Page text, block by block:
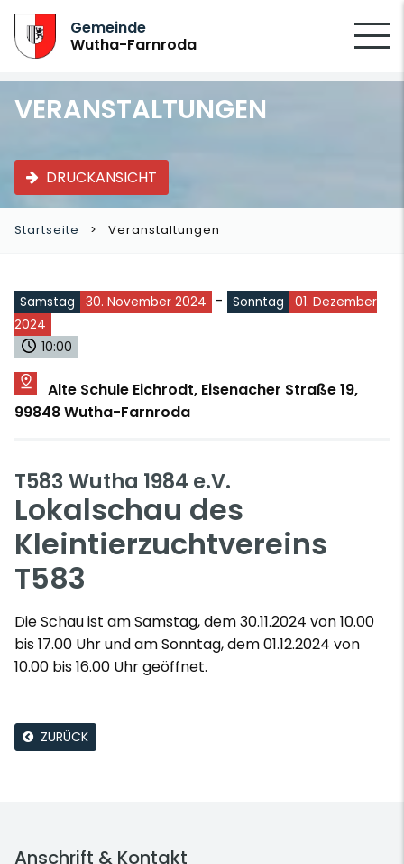
Gemeinde
Wutha-Farnroda
VERANSTALTUNGEN
DRUCKANSICHT
Startseite Veranstaltungen
Samstag 30. November 2024 - Sonntag
01. Dezember
2024
10:00
Alte Schule Eichrodt, Eisenacher Straße 19,
99848 Wutha-Farnroda
T583 Wutha 1984 e.V.
Lokalschau des
Kleintierzuchtvereins
T583
Die Schau ist am Samstag, dem 30.11.2024 von 10.00
bis 17.00 Uhr und am Sonntag, dem 01.12.2024 von
10.00 bis 16.00 Uhr geöffnet.
ZURÜCK
Anschrift & Kontakt